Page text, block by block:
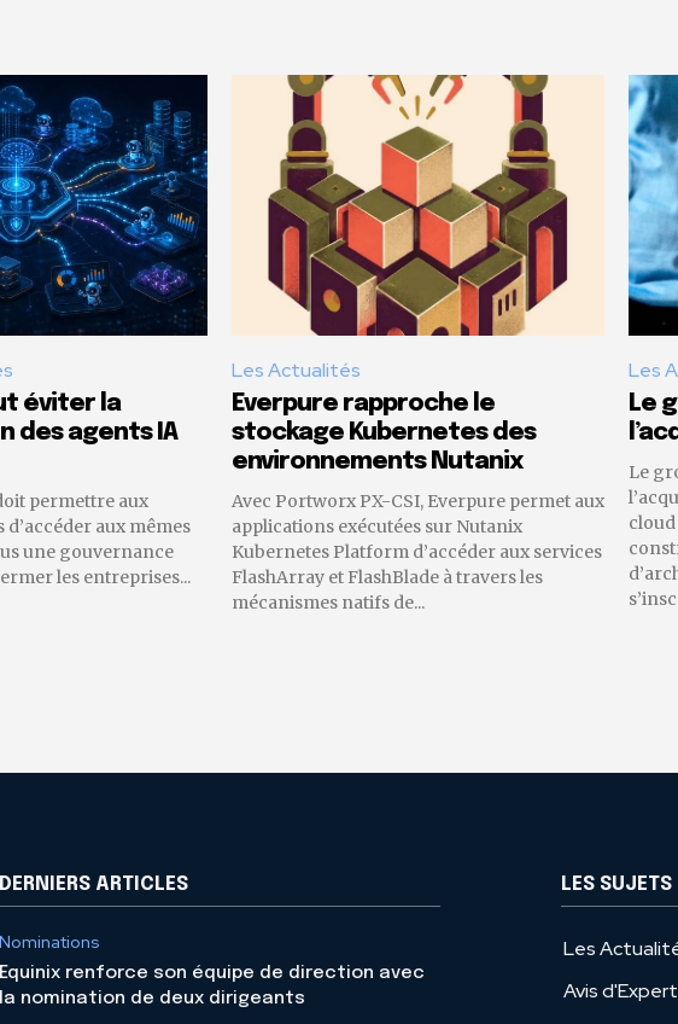
éviter la
des agents IA
permettre aux
aux mêmes
une gouvernance
les entreprises...
Les Actualités
Everpure rapproche le
stockage Kubernetes des
environnements Nutanix
Avec Portworx PX-CSI, Everpure permet aux
applications exécutées sur Nutanix
Kubernetes Platform d’accéder aux services
FlashArray et FlashBlade à travers les
mécanismes natifs de...
Les
Le
Le
cloud
DERNIERS ARTICLES
Nominations
Equinix renforce son équipe de direction avec
la nomination de deux dirigeants
LES
Les
Avis